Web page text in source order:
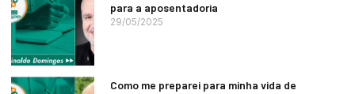
para a aposentadoria
29/05/2025
Como me preparei para minha vida de